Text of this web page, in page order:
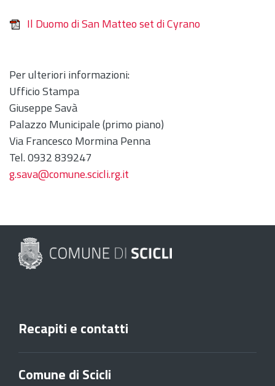
Il Duomo di San Matteo set di Cyrano
Per ulteriori informazioni:
Ufficio Stampa
Giuseppe Savà
Palazzo Municipale (primo piano)
Via Francesco Mormina Penna
Tel. 0932 839247
g.sava@comune.scicli.rg.it
Recapiti e contatti
Comune di Scicli